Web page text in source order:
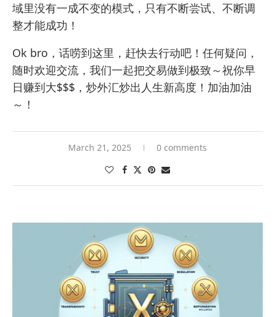
域里没有一成不变的模式，只有不断尝试、不断调
整才能成功！
Ok bro，话唠到这里，赶快去行动吧！任何疑问，
随时欢迎交流，我们一起把交易做到极致～祝你早
日赚到大$$$，炒外汇炒出人生新高度！加油加油
～！
March 21, 2025 0 comments